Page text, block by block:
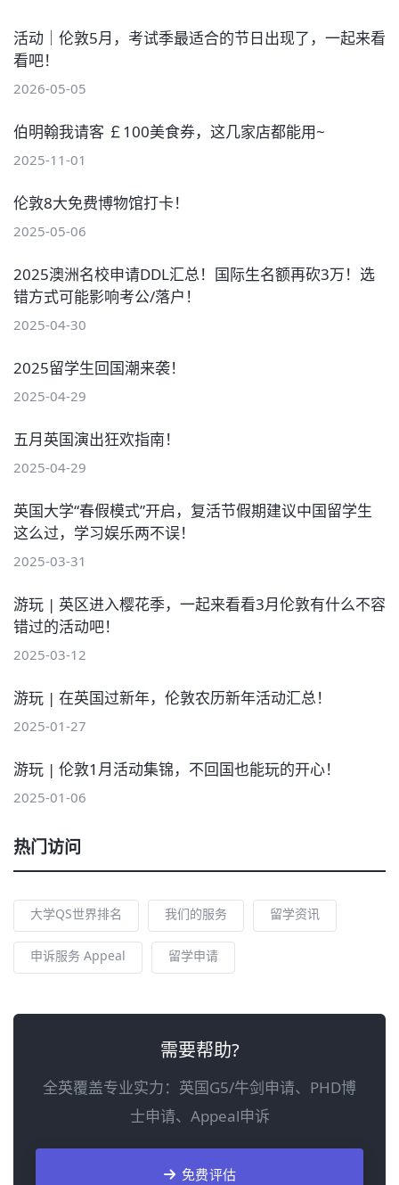
活动｜伦敦5月，考试季最适合的节日出现了，一起来看
看吧！
2026-05-05
伯明翰我请客 ￡100美食券，这几家店都能用~
2025-11-01
伦敦8大免费博物馆打卡！
2025-05-06
2025澳洲名校申请DDL汇总！国际生名额再砍3万！选
错方式可能影响考公/落户！
2025-04-30
2025留学生回国潮来袭！
2025-04-29
五月英国演出狂欢指南！
2025-04-29
英国大学“春假模式”开启，复活节假期建议中国留学生
这么过，学习娱乐两不误！
2025-03-31
游玩 | 英区进入樱花季，一起来看看3月伦敦有什么不容
错过的活动吧！
2025-03-12
游玩 | 在英国过新年，伦敦农历新年活动汇总！
2025-01-27
游玩 | 伦敦1月活动集锦，不回国也能玩的开心！
2025-01-06
热门访问
大学QS世界排名 我们的服务 留学资讯
申诉服务 Appeal 留学申请
需要帮助?
全英覆盖专业实力：英国G5/牛剑申请、PHD博
士申请、Appeal申诉
免费评估